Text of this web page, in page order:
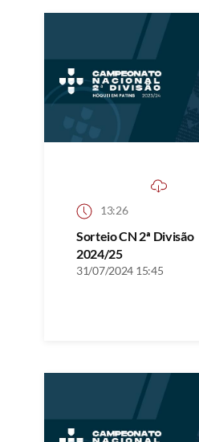
13:26
Sorteio CN 2ª Divisão
2024/25
31/07/2024 15:45